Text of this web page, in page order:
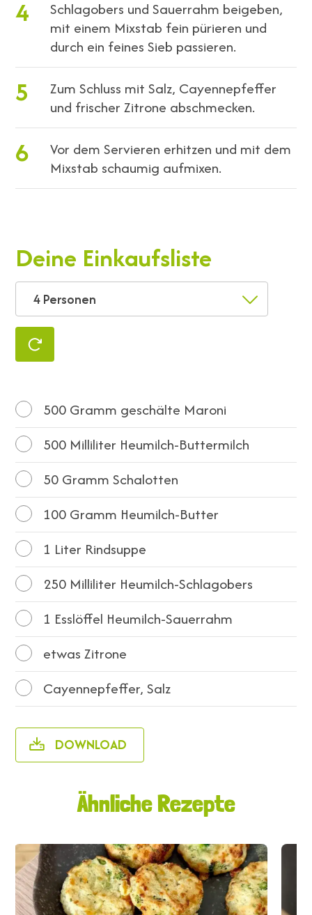
4
Schlagobers und Sauerrahm beigeben,
mit einem Mixstab fein pürieren und
durch ein feines Sieb passieren.
5
Zum Schluss mit Salz, Cayennepfeffer
und frischer Zitrone abschmecken.
6
Vor dem Servieren erhitzen und mit dem
Mixstab schaumig aufmixen.
Deine Einkaufsliste
4 Personen
500 Gramm geschälte Maroni
500 Milliliter Heumilch-Buttermilch
50 Gramm Schalotten
100 Gramm Heumilch-Butter
1 Liter Rindsuppe
250 Milliliter Heumilch-Schlagobers
1 Esslöffel Heumilch-Sauerrahm
etwas Zitrone
Cayennepfeffer, Salz
DOWNLOAD
Ähnliche Rezepte